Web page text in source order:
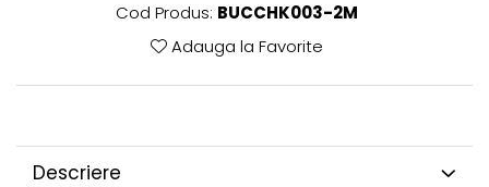
Cod Produs: BUCCHK003-2M
Adauga la Favorite
Descriere